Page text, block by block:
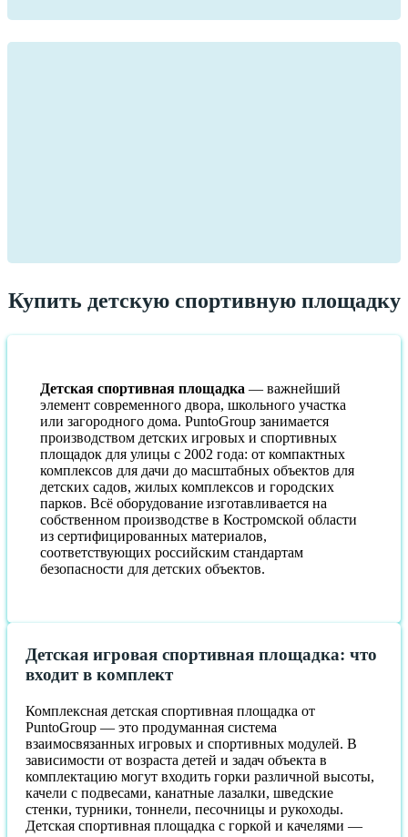
Купить детскую спортивную площадку
Детская спортивная площадка — важнейший
элемент современного двора, школьного участка
или загородного дома. PuntoGroup занимается
производством детских игровых и спортивных
площадок для улицы с 2002 года: от компактных
комплексов для дачи до масштабных объектов для
детских садов, жилых комплексов и городских
парков. Всё оборудование изготавливается на
собственном производстве в Костромской области
из сертифицированных материалов,
соответствующих российским стандартам
безопасности для детских объектов.
Детская игровая спортивная площадка: что
входит в комплект
Комплексная детская спортивная площадка от
PuntoGroup — это продуманная система
взаимосвязанных игровых и спортивных модулей. В
зависимости от возраста детей и задач объекта в
комплектацию могут входить горки различной высоты,
качели с подвесами, канатные лазалки, шведские
стенки, турники, тоннели, песочницы и рукоходы.
Детская спортивная площадка с горкой и качелями —